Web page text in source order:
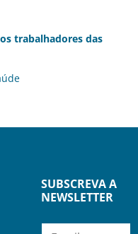
trabalhadores das
SUBSCREVA A
NEWSLETTER